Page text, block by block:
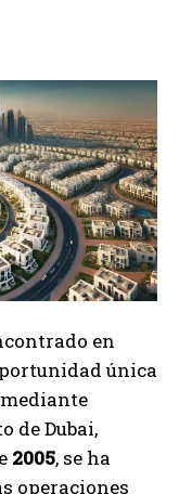
en
única
de Dubai,
2005, se ha
operaciones